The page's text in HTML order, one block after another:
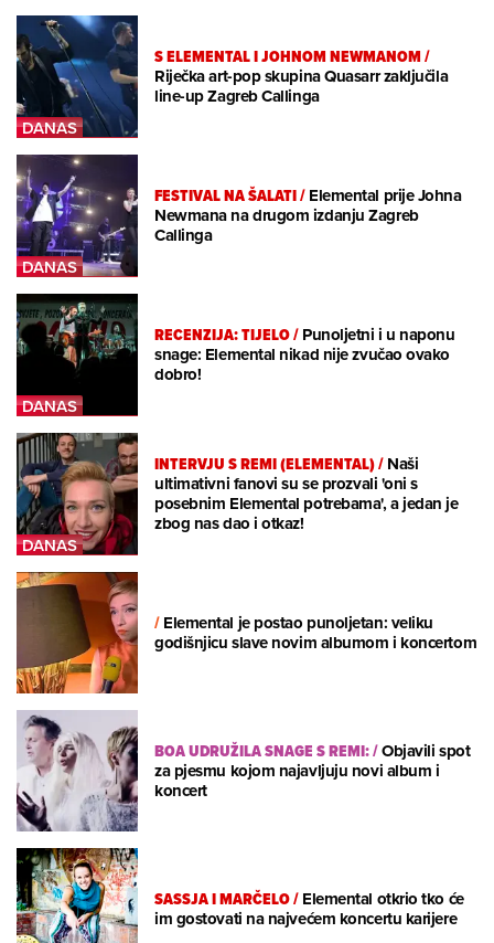
S ELEMENTAL I JOHNOM NEWMANOM/
Riječka art-pop skupina Quasarr zaključila
line-up Zagreb Callinga
FESTIVAL NA ŠALATI/Elemental prije Johna
Newmana na drugom izdanju Zagreb
Callinga
RECENZIJA: TIJELO/Punoljetni i u naponu
snage: Elemental nikad nije zvučao ovako
dobro!
INTERVJU S REMI (ELEMENTAL)/Naši
ultimativni fanovi su se prozvali 'oni s
posebnim Elemental potrebama', a jedan je
zbog nas dao i otkaz!
/Elemental je postao punoljetan: veliku
godišnjicu slave novim albumom i koncertom
BOA UDRUŽILA SNAGE S REMI:/Objavili spot
za pjesmu kojom najavljuju novi album i
koncert
SASSJA I MARČELO/Elemental otkrio tko će
im gostovati na najvećem koncertu karijere